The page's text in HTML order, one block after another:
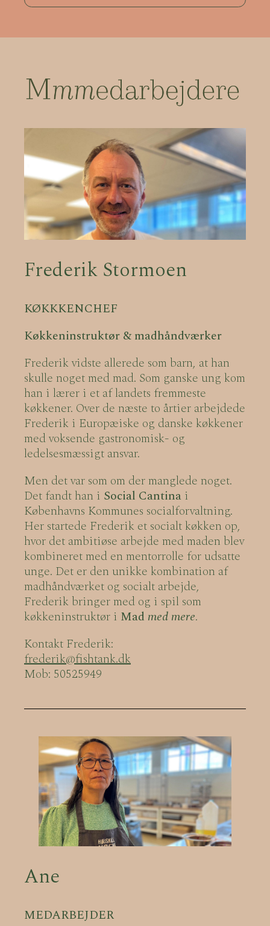
Frederik Stormoen
KØKKKENCHEF
Køkkeninstruktør & madhåndværker
Frederik vidste allerede som barn, at han
skulle noget med mad. Som ganske ung kom
han i lærer i et af landets fremmeste
køkkener. Over de næste to årtier arbejdede
Frederik i Europæiske og danske køkkener
med voksende gastronomisk- og
ledelsesmæssigt ansvar.
Men det var som om der manglede noget.
Det fandt han i Social Cantina i
Københavns Kommunes socialforvaltning.
Her startede Frederik et socialt køkken op,
hvor det ambitiøse arbejde med maden blev
kombineret med en mentorrolle for udsatte
unge. Det er den unikke kombination af
madhåndværket og socialt arbejde,
Frederik bringer med og i spil som
køkkeninstruktør i Mad med mere.
Kontakt Frederik:
frederik@fishtank.dk
Mob: 50525949
Ane
MEDARBEJDER